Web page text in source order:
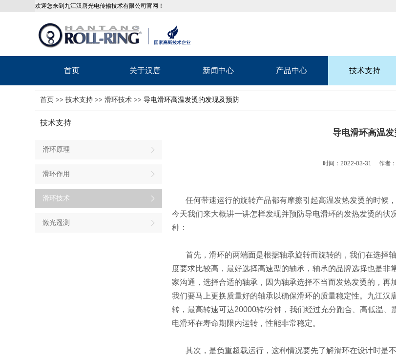
欢迎您来到九江汉唐光电传输技术有限公司官网！
首页 关于汉唐 新闻中心 产品中心 技术支持
首页 >> 技术支持 >> 滑环技术 >> 导电滑环高温发烫的发现及预防
技术支持
滑环原理
滑环作用
滑环技术
激光遥测
导电滑环高温
时间：2022-03-31 作者
任何带速运行的旋转产品都有摩擦引起高温发热发烫的时候
今天我们来大概讲一讲怎样发现并预防导电滑环的发热发烫的
种：
首先，滑环的两端面是根据轴承旋转而旋转的，我们在选择
度要求比较高，最好选择高速型的轴承，轴承的品牌选择也是
家沟通，选择合适的轴承，因为轴承选择不当而发热发烫的，再
我们要马上更换质量好的轴承以确保滑环的质量稳定性。九江
转，最高转速可达20000转/分钟，我们经过充分跑合、高低温
电滑环在寿命期限内运转，性能非常稳定。
其次，是负重超载运行，这种情况要先了解滑环在设计时是